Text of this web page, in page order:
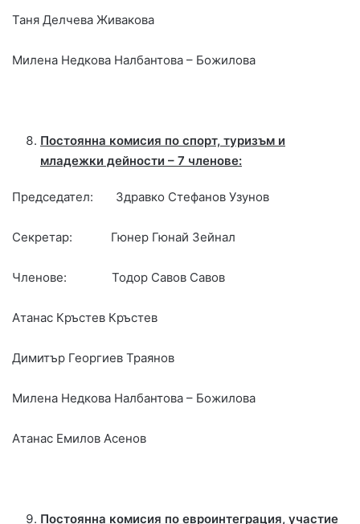
Таня Делчева Живакова
Милена Недкова Налбантова – Божилова
Постоянна комисия по спорт, туризъм и
младежки дейности – 7 членове:
Председател: Здравко Стефанов Узунов
Секретар: Гюнер Гюнай Зейнал
Членове: Тодор Савов Савов
Атанас Кръстев Кръстев
Димитър Георгиев Траянов
Милена Недкова Налбантова – Божилова
Атанас Емилов Асенов
Постоянна комисия по евроинтеграция, участие